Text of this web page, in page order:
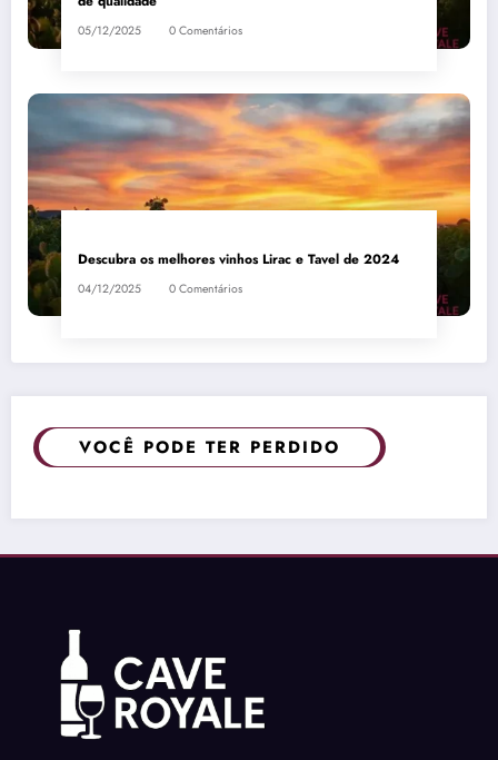
05/12/2025 0 Comentários
Descubra os melhores vinhos Lirac e Tavel de 2024
04/12/2025 0 Comentários
VOCÊ PODE TER PERDIDO